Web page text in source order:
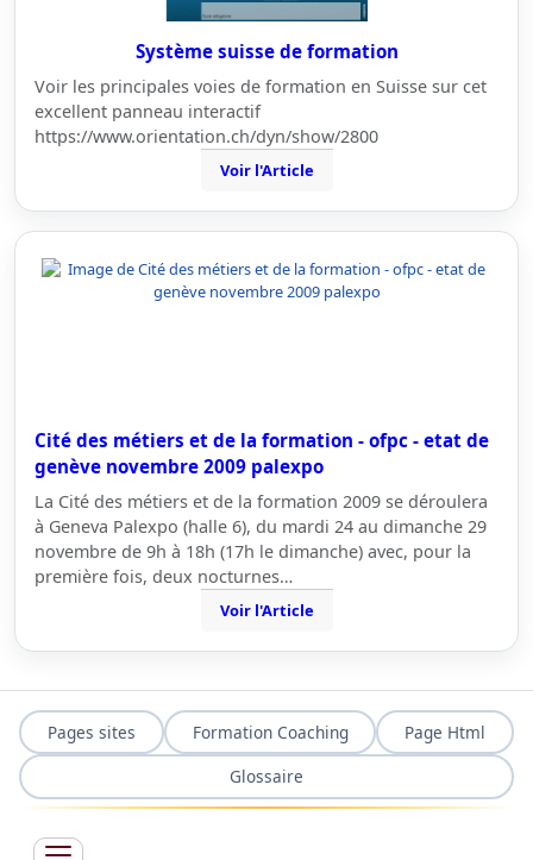
Système suisse de formation
Voir les principales voies de formation en Suisse sur cet
excellent panneau interactif
https://www.orientation.ch/dyn/show/2800
Voir l'Article
Cité des métiers et de la formation - ofpc - etat de
genève novembre 2009 palexpo
La Cité des métiers et de la formation 2009 se déroulera
à Geneva Palexpo (halle 6), du mardi 24 au dimanche 29
novembre de 9h à 18h (17h le dimanche) avec, pour la
première fois, deux nocturnes…
Voir l'Article
Pages sites Formation Coaching
Page Html
Glossaire